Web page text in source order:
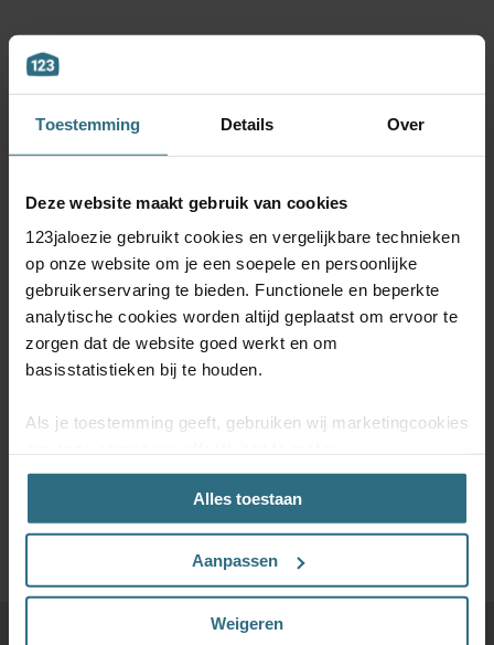
Toestemming Details Over
Deze website maakt gebruik van cookies
123jaloezie gebruikt cookies en vergelijkbare technieken
op onze website om je een soepele en persoonlijke
gebruikerservaring te bieden. Functionele en beperkte
analytische cookies worden altijd geplaatst om ervoor te
zorgen dat de website goed werkt en om
basisstatistieken bij te houden.
Als je toestemming geeft, gebruiken wij marketingcookies
(prestatiegerichte marketingcookies) en content op jouw
voorkeuren af te stemmen (advertentie- en
socialmediacookies). Deze cookies kunnen we inzetten
voor advertentie personalisaties. Met deze cookies
kunnen wij en derde partijen uw gedrag op onze website
onze cookie- en privacyverklaring.
Alles toestaan
Aanpassen
Weigeren
ABONNEER JE NU OP ONZE
NIEUWSBRIEF
Schrijf je in voor onze nieuwsbrief en blijf op de hoogte van
kortingsacties en productupdates. Door je te abonneren op de
nieuwsbrief, ga je akkoord met onzeAlgemene voorwaarden
Privacy & Cookiebeleid.
SCHRIJF MIJ IN